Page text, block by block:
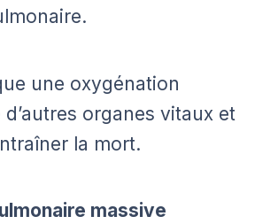
une oxygénation
organes vitaux et
la mort.
massive